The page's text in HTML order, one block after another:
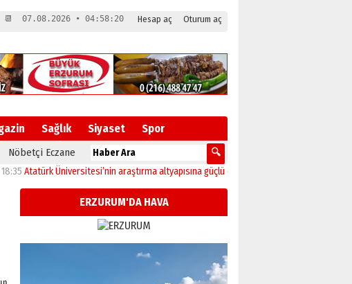
Hesap aç Oturum aç
📆 07.08.2026 • 04:58:21
Sağlık Siyaset Spor
Nöbetçi Eczane
Atatürk Üniversitesi’nin araştırma altyapısına güçlü onay 12:04
ERZURUM'DA HAVA